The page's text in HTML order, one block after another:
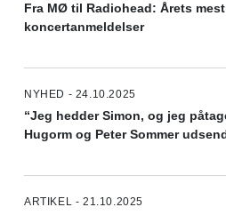
Fra MØ til Radiohead: Årets
koncertanmeldelser
NYHED - 24.10.2025
“Jeg hedder Simon, og jeg
Hugorm og Peter Sommer
ARTIKEL - 21.10.2025